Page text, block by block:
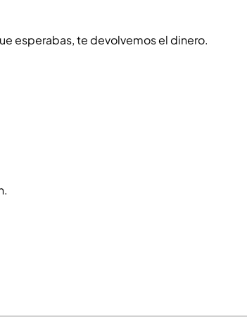
esperabas, te devolvemos el dinero.